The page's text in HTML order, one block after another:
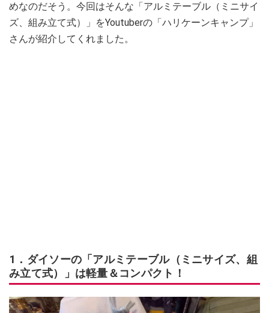
めなのだそう。今回はそんな「アルミテーブル（ミニサイ
ズ、組み立て式）」をYoutuberの「ハリケーンキャンプ」
さんが紹介してくれました。
1．ダイソーの「アルミテーブル（ミニサイズ、組
み立て式）」は軽量＆コンパクト！